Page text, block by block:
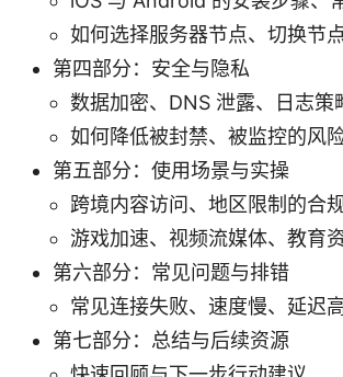
如何选择服务器节点、切换节
第四部分：安全与隐私
数据加密、DNS 泄露、日志策
如何降低被封禁、被监控的风
第五部分：使用场景与实操
跨境内容访问、地区限制的合
游戏加速、视频流媒体、教育
第六部分：常见问题与排错
常见连接失败、速度慢、延迟
第七部分：总结与后续资源